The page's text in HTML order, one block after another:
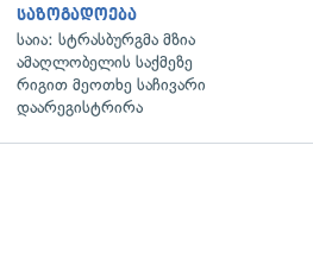
საზოგადოება
საია: სტრასბურგმა მზია
ამაღლობელის საქმეზე
რიგით მეოთხე საჩივარი
დაარეგისტრირა